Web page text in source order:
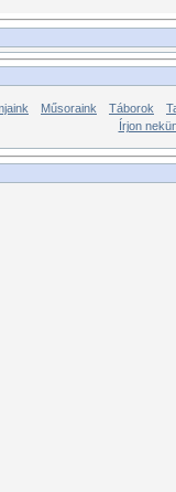
Műsoraink Táborok
Írjon